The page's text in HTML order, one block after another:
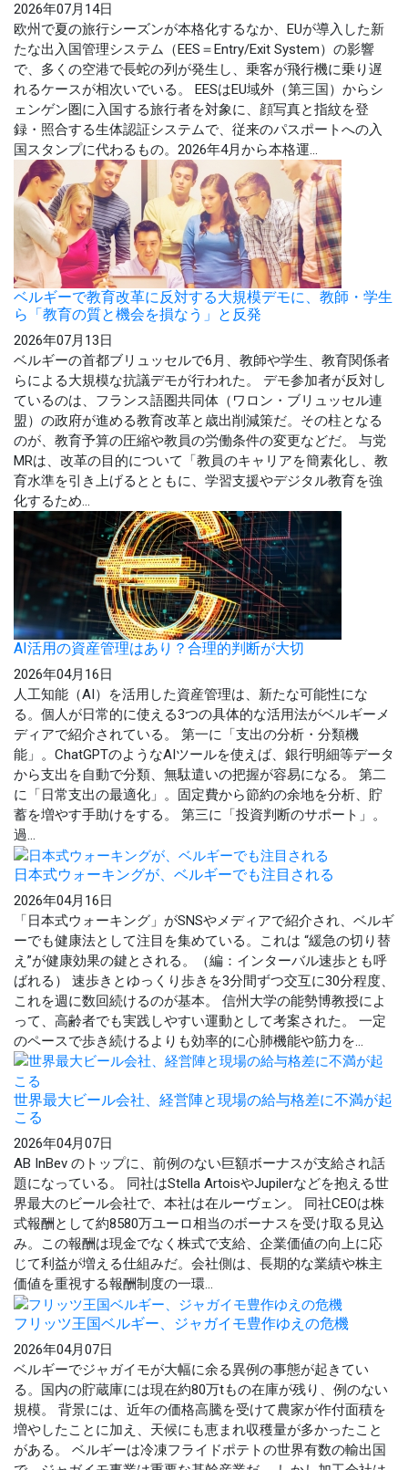
2026年07月14日
欧州で夏の旅行シーズンが本格化するなか、EUが導入した新
たな出入国管理システム（EES＝Entry/Exit System）の影響
で、多くの空港で長蛇の列が発生し、乗客が飛行機に乗り遅
れるケースが相次いでいる。 EESはEU域外（第三国）からシ
ェンゲン圏に入国する旅行者を対象に、顔写真と指紋を登
録・照合する生体認証システムで、従来のパスポートへの入
国スタンプに代わるもの。2026年4月から本格運...
ベルギーで教育改革に反対する大規模デモに、教師・学生
ら「教育の質と機会を損なう」と反発
2026年07月13日
ベルギーの首都ブリュッセルで6月、教師や学生、教育関係者
らによる大規模な抗議デモが行われた。 デモ参加者が反対し
ているのは、フランス語圏共同体（ワロン・ブリュッセル連
盟）の政府が進める教育改革と歳出削減策だ。その柱となる
のが、教育予算の圧縮や教員の労働条件の変更などだ。 与党
MRは、改革の目的について「教員のキャリアを簡素化し、教
育水準を引き上げるとともに、学習支援やデジタル教育を強
化するため...
AI活用の資産管理はあり？合理的判断が大切
2026年04月16日
人工知能（AI）を活用した資産管理は、新たな可能性にな
る。個人が日常的に使える3つの具体的な活用法がベルギーメ
ディアで紹介されている。 第一に「支出の分析・分類機
能」。ChatGPTのようなAIツールを使えば、銀行明細等データ
から支出を自動で分類、無駄遣いの把握が容易になる。 第二
に「日常支出の最適化」。固定費から節約の余地を分析、貯
蓄を増やす手助けをする。 第三に「投資判断のサポート」。
過...
日本式ウォーキングが、ベルギーでも注目される
2026年04月16日
「日本式ウォーキング」がSNSやメディアで紹介され、ベルギ
ーでも健康法として注目を集めている。これは “緩急の切り替
え”が健康効果の鍵とされる。（編：インターバル速歩とも呼
ばれる） 速歩きとゆっくり歩きを3分間ずつ交互に30分程度、
これを週に数回続けるのが基本。 信州大学の能勢博教授によ
って、高齢者でも実践しやすい運動として考案された。 一定
のペースで歩き続けるよりも効率的に心肺機能や筋力を...
世界最大ビール会社、経営陣と現場の給与格差に不満が起
こる
2026年04月07日
AB InBev のトップに、前例のない巨額ボーナスが支給され話
題になっている。 同社はStella ArtoisやJupilerなどを抱える世
界最大のビール会社で、本社は在ルーヴェン。 同社CEOは株
式報酬として約8580万ユーロ相当のボーナスを受け取る見込
み。この報酬は現金でなく株式で支給、企業価値の向上に応
じて利益が増える仕組みだ。会社側は、長期的な業績や株主
価値を重視する報酬制度の一環...
フリッツ王国ベルギー、ジャガイモ豊作ゆえの危機
2026年04月07日
ベルギーでジャガイモが大幅に余る異例の事態が起きてい
る。国内の貯蔵庫には現在約80万tもの在庫が残り、例のない
規模。 背景には、近年の価格高騰を受けて農家が作付面積を
増やしたことに加え、天候にも恵まれ収穫量が多かったこと
がある。 ベルギーは冷凍フライドポテトの世界有数の輸出国